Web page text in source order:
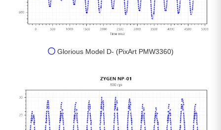
〇 Glorious Model D- (PixArt PMW3360)